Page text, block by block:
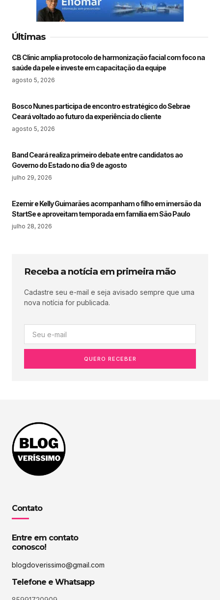
Últimas
CB Clinic amplia protocolo de harmonização facial com foco na
saúde da pele e investe em capacitação da equipe
agosto 5, 2026
Bosco Nunes participa de encontro estratégico do Sebrae
Ceará voltado ao futuro da experiência do cliente
agosto 5, 2026
Band Ceará realiza primeiro debate entre candidatos ao
Governo do Estado no dia 9 de agosto
julho 29, 2026
Ezemir e Kelly Guimarães acompanham o filho em imersão da
StartSe e aproveitam temporada em família em São Paulo
julho 28, 2026
Receba a notícia em primeira mão
Cadastre seu e-mail e seja avisado sempre que uma
nova notícia for publicada.
QUERO RECEBER
Contato
Entre em contato
conosco!
blogdoverissimo@gmail.com
Telefone e Whatsapp